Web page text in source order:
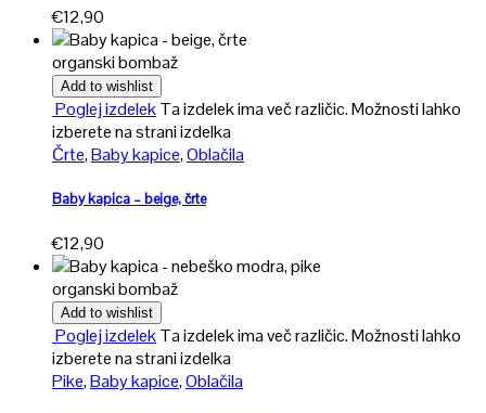
€12,90
organski bombaž
Add to wishlist
Poglej izdelekTa izdelek ima več različic. Možnosti lahko
izberete na strani izdelka
Črte,Baby kapice,Oblačila
Baby kapica – beige, črte
€12,90
organski bombaž
Add to wishlist
Poglej izdelekTa izdelek ima več različic. Možnosti lahko
izberete na strani izdelka
Pike,Baby kapice,Oblačila